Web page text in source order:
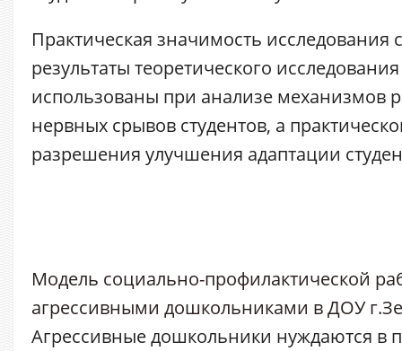
Практическая значимость исследования
результаты теоретического
использованы при анализе механизмов
нервных срывов студентов, а
разрешения улучшения адаптации
Модель социально-профилактической
агрессивными дошкольниками в ДОУ
Агрессивные дошкольники нуждаются в